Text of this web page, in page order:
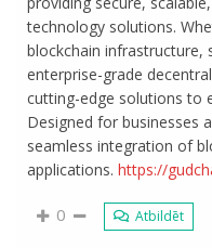
technology solutions.
blockchain
enterprise-grade
cutting-edge solutions to
Designed for businesses
seamless integration of
applications.https://
0 Atbildēt